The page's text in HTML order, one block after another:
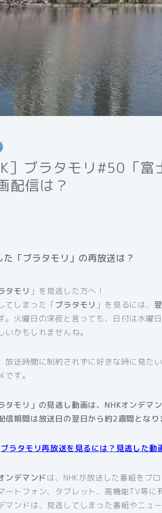
］ブラタモリ#50「
配信は？
た「ブラタモリ」の再放送は？
タモリ 」を見逃した方へ！
てしまった「ブラタモリ 」を見るには、
。火曜日の深夜と言っても、日付は水曜
いかもしれませんね。
放送時間に制約されずに好きな時に見た
です。
タモリ」の見逃し動画は、NHKオンデマ
信期間は放送日の翌日から約2週間となり
ブラタモリ再放送を見るには？見逃した動
ンデマンド は、NHKが放送した番組をブ
ートフォン、タブレット、高機能TV等に
マンドは、見逃してしまった番組やニュ